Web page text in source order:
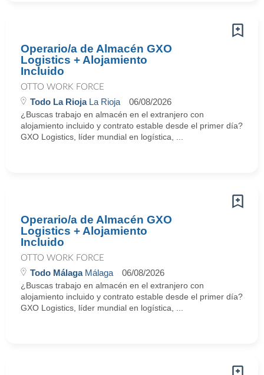
Operario/a de Almacén GXO
Logistics + Alojamiento
Incluido
OTTO WORK FORCE
Todo La RiojaLa Rioja 06/08/2026
¿Buscas trabajo en almacén en el extranjero con
alojamiento incluido y contrato estable desde el primer día?
GXO Logistics, líder mundial en logística, ...
Operario/a de Almacén GXO
Logistics + Alojamiento
Incluido
OTTO WORK FORCE
Todo MálagaMálaga 06/08/2026
¿Buscas trabajo en almacén en el extranjero con
alojamiento incluido y contrato estable desde el primer día?
GXO Logistics, líder mundial en logística, ...